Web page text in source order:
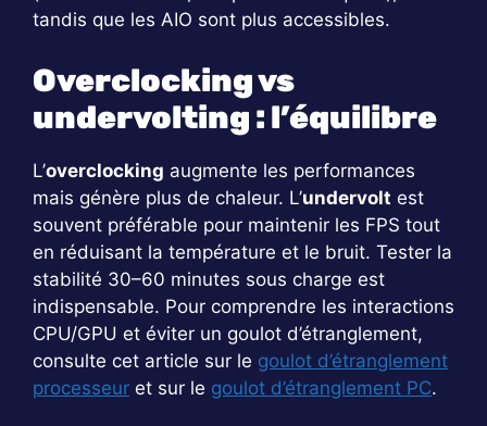
tandis que les AIO sont plus accessibles.
Overclocking vs
undervolting : l’équilibre
L’overclocking augmente les performances
mais génère plus de chaleur. L’undervolt est
souvent préférable pour maintenir les FPS tout
en réduisant la température et le bruit. Tester la
stabilité 30–60 minutes sous charge est
indispensable. Pour comprendre les interactions
CPU/GPU et éviter un goulot d’étranglement,
consulte cet article sur le goulot d’étranglement
processeur et sur le goulot d’étranglement PC.